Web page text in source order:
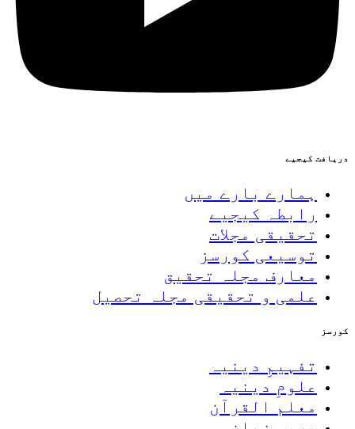
دریافت کیجیے
ہمارے بارے میں
رابطہ کیجیے
تحقیقی مجلات
توسیعی کورسز
معارف مجلہ تحقیق
علمی و تحقیقی مجلہ تحصیل
کورسز
تفہیمِ دینیہ
علومِ دینیہ
معلم القرآن